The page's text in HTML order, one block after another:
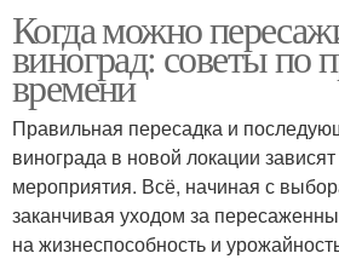
Когда можно
виноград: советы по
времени
Правильная пересадка и
винограда в новой локации
мероприятия. Всё, начиная с
заканчивая уходом за
на жизнеспособность и